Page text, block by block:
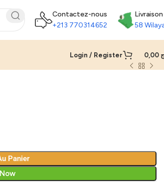
Contactez-nous
+213 770314652
Livraison
58
Login / Register
Panier